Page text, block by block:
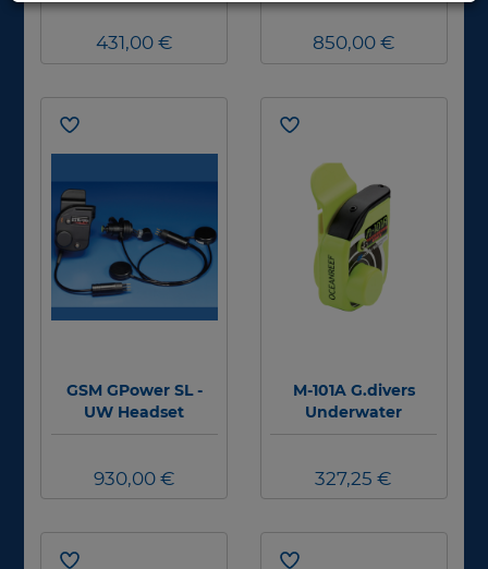
431,00 € 850,00 €
GSM GPower SL -
UW Headset
included - Extender
930,00 €
M-101A G.divers
Underwater
Reciever Unit #
327,25 €